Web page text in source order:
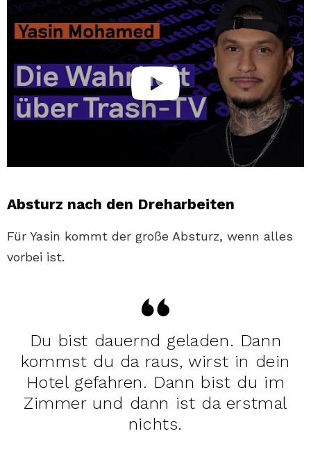
Absturz nach den Dreharbeiten
Für Yasin kommt der große Absturz, wenn alles
vorbei ist.
Du bist dauernd geladen. Dann
kommst du da raus, wirst in dein
Hotel gefahren. Dann bist du im
Zimmer und dann ist da erstmal
nichts.